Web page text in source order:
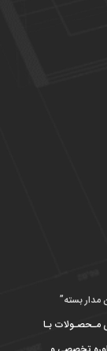
مدار بسته”
مـحصـولات بـا